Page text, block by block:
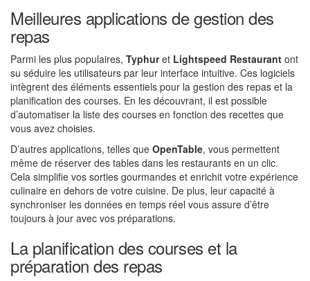
Meilleures applications de gestion des
repas
Parmi les plus populaires, Typhuret Lightspeed Restaurant ont
su séduire les utilisateurs par leur interface intuitive. Ces logiciels
intègrent des éléments essentiels pour la gestion des repas et la
planification des courses. En les découvrant, il est possible
d’automatiser la liste des courses en fonction des recettes que
vous avez choisies.
D’autres applications, telles que OpenTable, vous permettent
même de réserver des tables dans les restaurants en un clic.
Cela simplifie vos sorties gourmandes et enrichit votre expérience
culinaire en dehors de votre cuisine. De plus, leur capacité à
synchroniser les données en temps réel vous assure d’être
toujours à jour avec vos préparations.
La planification des courses et la
préparation des repas